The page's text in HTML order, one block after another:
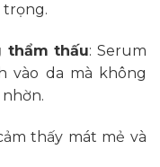
trọng.
thẩm thấu: Serum
vào da mà không
thấy mát mẻ và